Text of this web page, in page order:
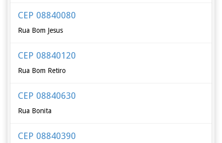
CEP 08840080
Rua Bom Jesus
CEP 08840120
Rua Bom Retiro
CEP 08840630
Rua Bonita
CEP 08840390